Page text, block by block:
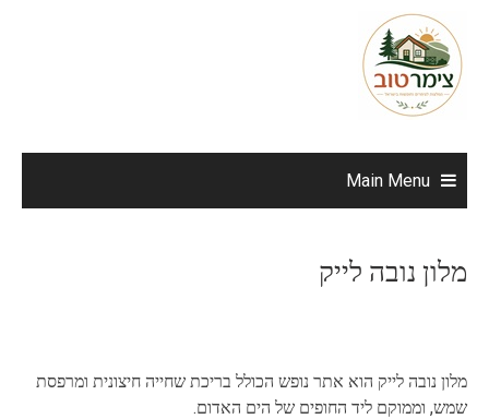
content
Main Menu
מלון נובה לייק
מלון נובה לייק הוא אתר נופש הכולל בריכת שחייה חיצונית ומרפסת
שמש, וממוקם ליד החופים של הים האדום.